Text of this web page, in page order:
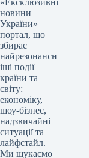
«Ексклюзивні
новини
України» —
портал, що
збирає
найрезонансн
іші події
країни та
світу:
економіку,
шоу-бізнес,
надзвичайні
ситуації та
лайфстайл.
Ми шукаємо